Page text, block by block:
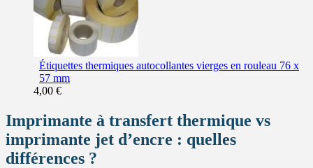
Étiquettes thermiques autocollantes vierges en rouleau 76 x
57 mm
4,00 €
Imprimante à transfert thermique vs
imprimante jet d’encre : quelles
différences ?